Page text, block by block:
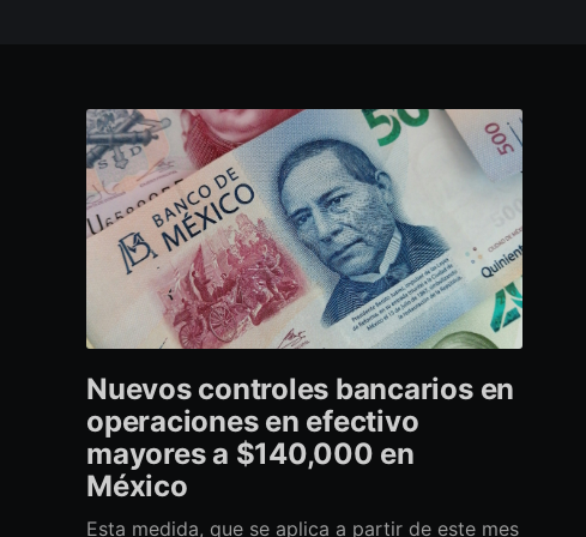
Nuevos controles bancarios en
operaciones en efectivo
mayores a $140,000 en
México
Esta medida, que se aplica a partir de este mes